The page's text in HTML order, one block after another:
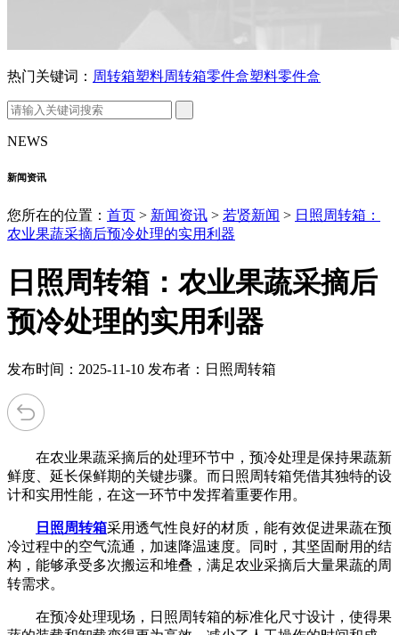
热门关键词： 周转箱塑料周转箱零件盒塑料零件盒
NEWS
新闻资讯
您所在的位置： 首页 > 新闻资讯 > 若贤新闻 > 日照周转箱：
农业果蔬采摘后预冷处理的实用利器
日照周转箱：农业果蔬采摘后
预冷处理的实用利器
发布时间：2025-11-10 发布者：日照周转箱
在农业果蔬采摘后的处理环节中，预冷处理是保持果蔬新
鲜度、延长保鲜期的关键步骤。而日照周转箱凭借其独特的设
计和实用性能，在这一环节中发挥着重要作用。
日照周转箱采用透气性良好的材质，能有效促进果蔬在预
冷过程中的空气流通，加速降温速度。同时，其坚固耐用的结
构，能够承受多次搬运和堆叠，满足农业采摘后大量果蔬的周
转需求。
在预冷处理现场，日照周转箱的标准化尺寸设计，使得果